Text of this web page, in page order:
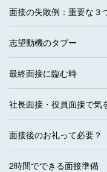
面接の失敗例：重要な３
志望動機のタブー
最終面接に臨む時
社長面接・役員面接で気
面接後のお礼って必要？
2時間でできる面接準備